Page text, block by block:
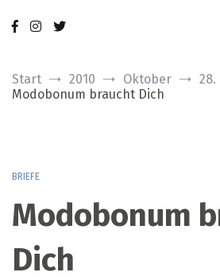
Inhalt
springen
modobonum
nur das Gute
Start 2010 Oktober
28.
Modobonum braucht Dich
BRIEFE
Modobonum
Dich